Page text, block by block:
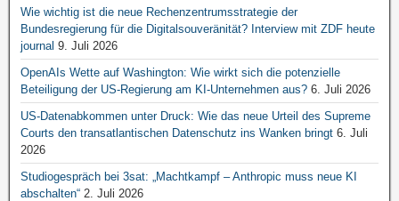
Wie wichtig ist die neue Rechenzentrumsstrategie der
Bundesregierung für die Digitalsouveränität? Interview mit ZDF heute
journal 9. Juli 2026
OpenAIs Wette auf Washington: Wie wirkt sich die potenzielle
Beteiligung der US-Regierung am KI-Unternehmen aus? 6. Juli 2026
US-Datenabkommen unter Druck: Wie das neue Urteil des Supreme
Courts den transatlantischen Datenschutz ins Wanken bringt 6. Juli
2026
Studiogespräch bei 3sat: „Machtkampf – Anthropic muss neue KI
abschalten“ 2. Juli 2026